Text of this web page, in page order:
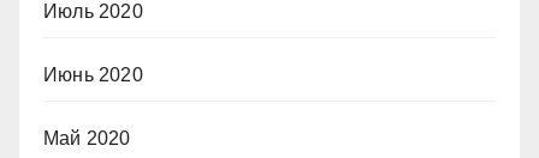
Июль 2020
Июнь 2020
Май 2020